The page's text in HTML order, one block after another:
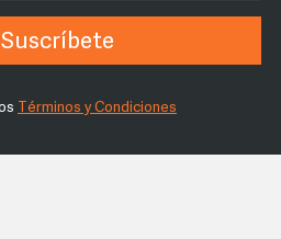
Suscríbete
Términos y Condiciones